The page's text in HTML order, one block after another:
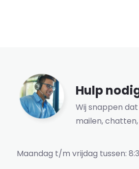
Hulp
Wij snappen
mailen,
Maandag t/m vrijdag tussen: